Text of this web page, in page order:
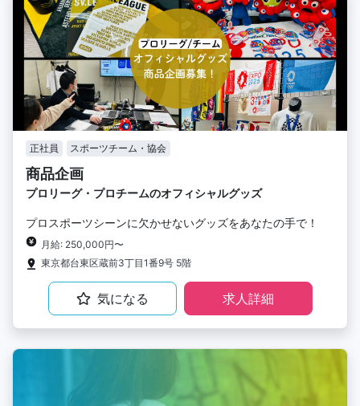
正社員 スポーツチーム・協会
商品企画
プロリーグ・プロチームのオフィシャルグッズ
プロスポーツシーンに欠かせないグッズをあなたの手で！
月給: 250,000円〜
東京都台東区蔵前3丁目1番9号 5階
気になる 求人詳細